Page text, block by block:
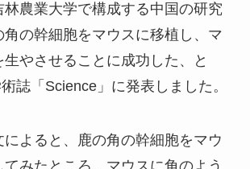
農業大学で構成する中国の研究
角の幹細胞をマウスに移植し、マ
やさせることに成功した、と
誌「Science」に発表しました。
よると、鹿の角の幹細胞をマウ